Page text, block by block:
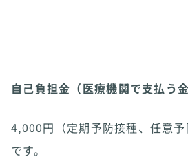
自己負担金（医療機関で支払う金
4,000円（定期予防接種、任意
です。